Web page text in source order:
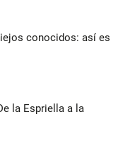
conocidos: así es
la Espriella a la